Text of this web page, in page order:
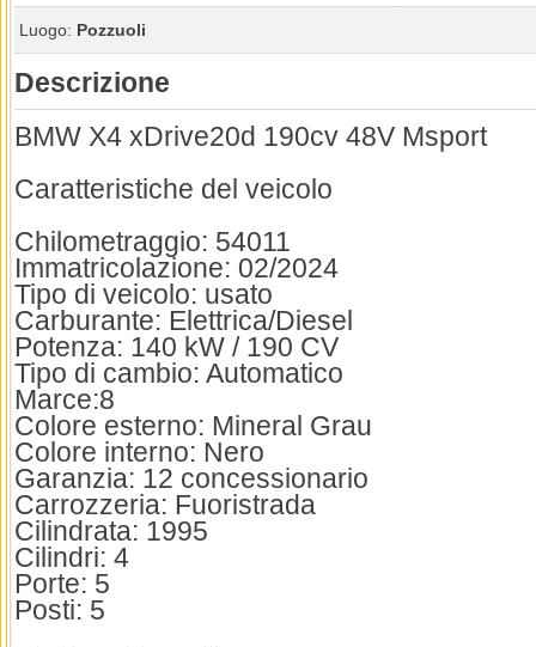
Luogo: Pozzuoli
Descrizione
BMW X4 xDrive20d 190cv 48V Msport
Caratteristiche del veicolo
Chilometraggio: 54011
Immatricolazione: 02/2024
Tipo di veicolo: usato
Carburante: Elettrica/Diesel
Potenza: 140 kW / 190 CV
Tipo di cambio: Automatico
Marce:8
Colore esterno: Mineral Grau
Colore interno: Nero
Garanzia: 12 concessionario
Carrozzeria: Fuoristrada
Cilindrata: 1995
Cilindri: 4
Porte: 5
Posti: 5